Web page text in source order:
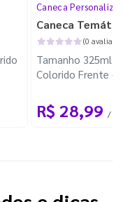
Caneca
Caneca
(0
Tamanho 325ml -
Colorido Frente -
R$ 28,99 / 1